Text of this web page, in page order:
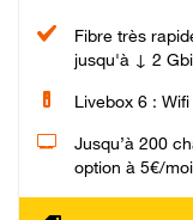
Fibre très
jusqu'à ↓ 2
Livebox 6 : Wifi
Jusqu’à 200
option à 5€/